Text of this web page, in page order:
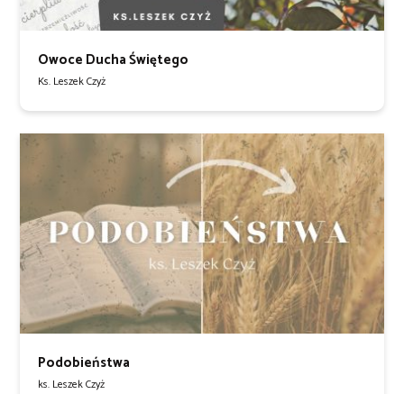
Owoce Ducha Świętego
Ks. Leszek Czyż
Podobieństwa
ks. Leszek Czyż